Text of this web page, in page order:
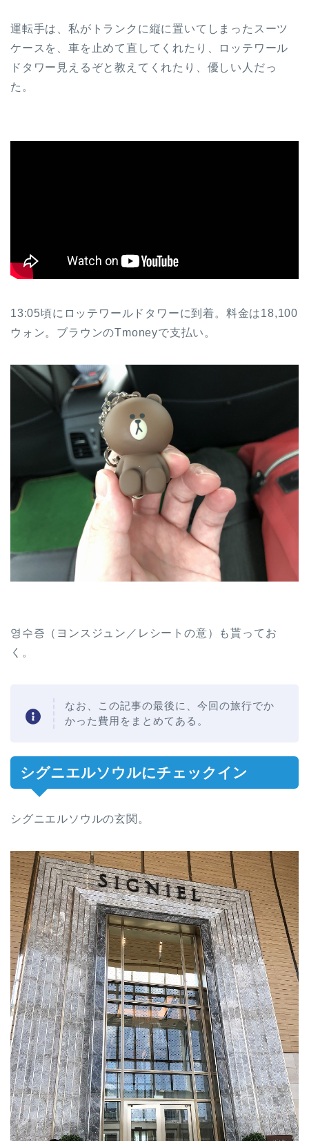
運転手は、私がトランクに縦に置いてしまったスーツ
ケースを、車を止めて直してくれたり、ロッテワール
ドタワー見えるぞと教えてくれたり、優しい人だっ
た。
13:05頃にロッテワールドタワーに到着。料金は18,100
ウォン。ブラウンのTmoneyで支払い。
영수증（ヨンスジュン／レシートの意）も貰ってお
く。
なお、この記事の最後に、今回の旅行でか
かった費用をまとめてある。
シグニエルソウルにチェックイン
シグニエルソウルの玄関。